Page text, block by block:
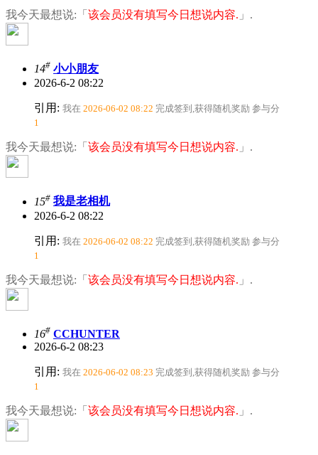
我今天最想说:「 该会员没有填写今日想说内容. 」.
14# 小小朋友
2026-6-2 08:22
引用: 我在 2026-06-02 08:22 完成签到,获得随机奖励 参与分
1
我今天最想说:「 该会员没有填写今日想说内容. 」.
15# 我是老相机
2026-6-2 08:22
引用: 我在 2026-06-02 08:22 完成签到,获得随机奖励 参与分
1
我今天最想说:「 该会员没有填写今日想说内容. 」.
16# CCHUNTER
2026-6-2 08:23
引用: 我在 2026-06-02 08:23 完成签到,获得随机奖励 参与分
1
我今天最想说:「 该会员没有填写今日想说内容. 」.